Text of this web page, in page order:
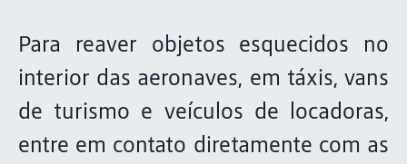
Para reaver objetos esquecidos no
interior das aeronaves, em táxis, vans
de turismo e veículos de locadoras,
entre em contato diretamente com as